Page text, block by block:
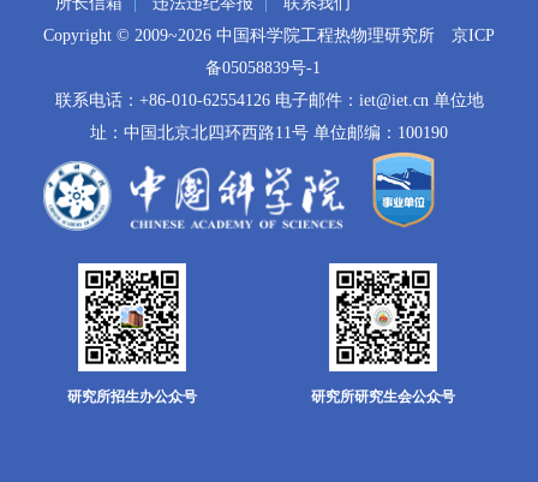
Copyright © 2009~2026 中国科学院工程热物理研究所
京ICP
备05058839号-1
联系电话：+86-010-62554126 电子邮件：iet@iet.cn 单位地
址：中国北京北四环西路11号 单位邮编：100190
研究所招生办公众号 研究所研究生会公众号